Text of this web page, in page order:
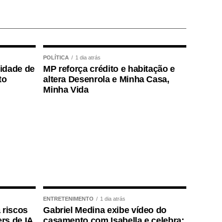
de
POLÍTICA 1 dia atrás
MP reforça crédito e habitação e
altera Desenrola e Minha Casa,
Minha Vida
riscos
ENTRETENIMENTO 1 dia atrás
Gabriel Medina exibe vídeo do